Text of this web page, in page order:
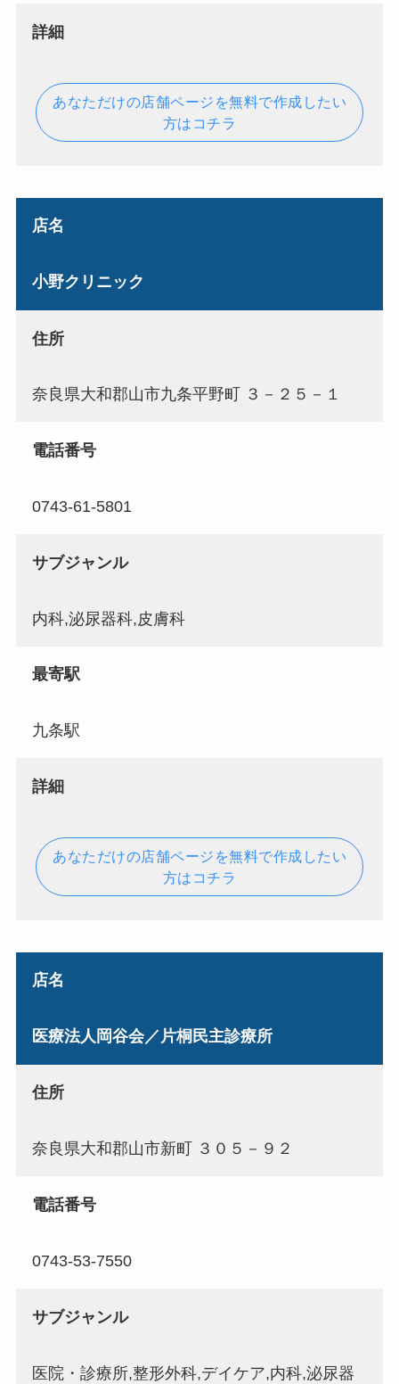
詳細
あなただけの店舗ページを無料で作成したい
方はコチラ
店名
小野クリニック
住所
奈良県大和郡山市九条平野町 ３－２５－１
電話番号
0743-61-5801
サブジャンル
内科,泌尿器科,皮膚科
最寄駅
九条駅
詳細
あなただけの店舗ページを無料で作成したい
方はコチラ
店名
医療法人岡谷会／片桐民主診療所
住所
奈良県大和郡山市新町 ３０５－９２
電話番号
0743-53-7550
サブジャンル
医院・診療所,整形外科,デイケア,内科,泌尿器